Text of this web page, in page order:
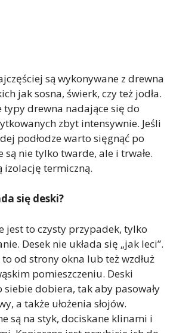
są wykonywane z drewna
jak sosna, świerk, czy też jodła.
typy drewna nadające się do
zbyt intensywnie. Jeśli
podłodze warto sięgnąć po
nie tylko twarde, ale i trwałe.
izolację termiczną.
się deski?
jest to czysty przypadek, tylko
Desek nie układa się „jak leci”.
od strony okna lub też wzdłuż
pomieszczeniu. Deski
dobiera, tak aby pasowały
a także ułożenia słojów.
są na styk, dociskane klinami i